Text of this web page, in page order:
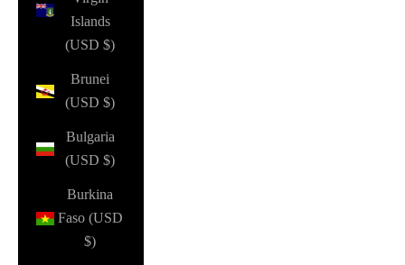
Islands
(USD $)
Brunei
(USD $)
Bulgaria
(USD $)
Burkina
Faso (USD
$)